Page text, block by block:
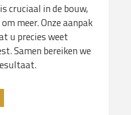
cruciaal in de bouw,
meer. Onze aanpak
u precies weet
Samen bereiken we